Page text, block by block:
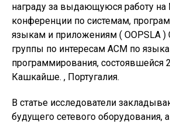
награду за выдающуюся работу
конференции по системам,
языкам и приложениям ( OOPSLA )
группы по интересам ACM по
программирования, состоявшейся
Кашкайше. , Португалия.
В статье исследователи
будущего сетевого оборудования,